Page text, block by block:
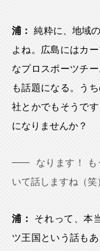
浦：
純粋に、地域
よね。広島にはカ
なプロスポーツチ
も話題になる。う
社とかでもそうで
になりませんか？
なります！
いて話しますね（笑
浦：
それって、本
ツ王国という話も